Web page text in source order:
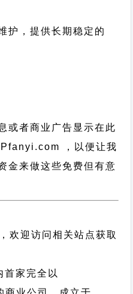
护，提供长期稳定的
或者商业广告显示在此
，以便让我
金来做这些免费但有意
欢迎访问相关站点获取
家完全以